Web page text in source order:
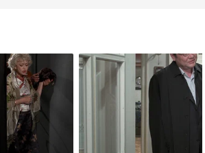
поддерживает Аню и скрашивает её
Всё меняется, когда Анну
в новый сериал на «Мосфильме»,
у Муси она знакомится
и скромным учёным Викентием.